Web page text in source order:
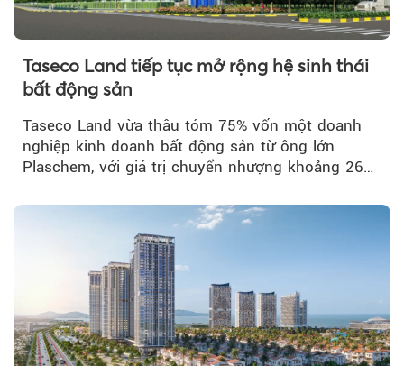
Taseco Land tiếp tục mở rộng hệ sinh thái
bất động sản
Taseco Land vừa thâu tóm 75% vốn một doanh
nghiệp kinh doanh bất động sản từ ông lớn
Plaschem, với giá trị chuyển nhượng khoảng 262